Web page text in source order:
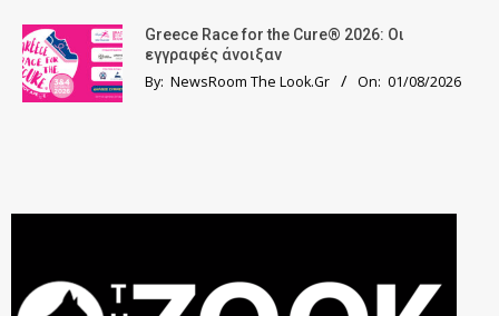
Greece Race for the Cure® 2026: Οι
εγγραφές άνοιξαν
By: NewsRoom The Look.Gr On: 01/08/2026